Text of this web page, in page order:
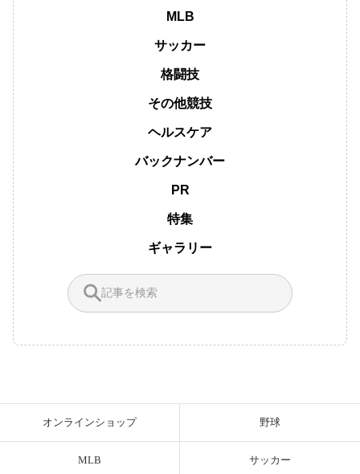
MLB
サッカー
格闘技
その他競技
ヘルスケア
バックナンバー
PR
特集
ギャラリー
オンラインショップ 野球
MLB サッカー